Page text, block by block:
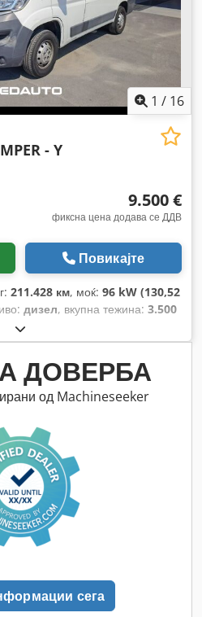
1 / 16
- Y
9.500 €
фиксна цена додава се ДДВ
Повикајте
211.428 км, моќ: 96 kW (130,52
дизел, вкупна тежина: 3.500
товар:
класа:Еуро 6, број на
клима уред, серво управувач
ДОВЕРБА
од Machineseeker
сега